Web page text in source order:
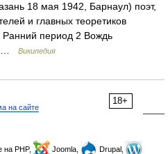
18 мая 1942, Барнаул) поэт,
и главных теоретиков
период 2 Вождь
…
Википедия
18+
на сайте
на PHP, Joomla,
Drupal,